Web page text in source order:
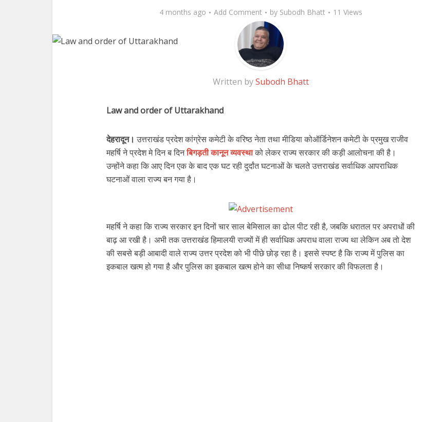
4 months ago Add Comment by Subodh Bhatt 11 Views
Written bySubodh Bhatt
Law and order of Uttarakhand
देहरादून।उत्तराखंड प्रदेश कांग्रेस कमेटी के वरिष्ठ नेता तथा मीडिया कोऑर्डिनेशन कमेटी के प्रमुख राजीव
महर्षि ने प्रदेश मे दिन ब दिनबिगड़ती कानून व्यवस्थाको लेकर राज्य सरकार की कड़ी आलोचना की है।
उन्होंने कहा कि आए दिन एक के बाद एक घट रही दुर्दांत घटनाओं के चलते उत्तराखंड सर्वाधिक आपराधिक
घटनाओं वाला राज्य बन गया है।
महर्षि ने कहा कि राज्य सरकार इन दिनों चार साल बेमिसाल का ढोल पीट रही है, जबकि धरातल पर अपराधों की
बाढ़ आ रखी है। अभी तक उत्तराखंड हिमालयी राज्यों में ही सर्वाधिक अपराध वाला राज्य था लेकिन अब तो देश
की सबसे बड़ी आबादी वाले राज्य उत्तर प्रदेश को भी पीछे छोड़ रहा है। इससे स्पष्ट है कि राज्य में पुलिस का
इकबाल खत्म हो गया है और पुलिस का इकबाल खत्म होने का सीधा निष्कर्ष सरकार की विफलता है।